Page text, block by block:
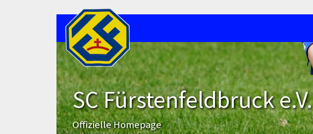
SC Fürstenfeldbruck e.V.
Offizielle Homepage